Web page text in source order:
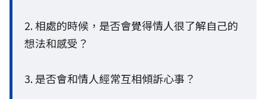
2. 相處的時候，是否會覺得情人很了解自己的
想法和感受？
3. 是否會和情人經常互相傾訴心事？